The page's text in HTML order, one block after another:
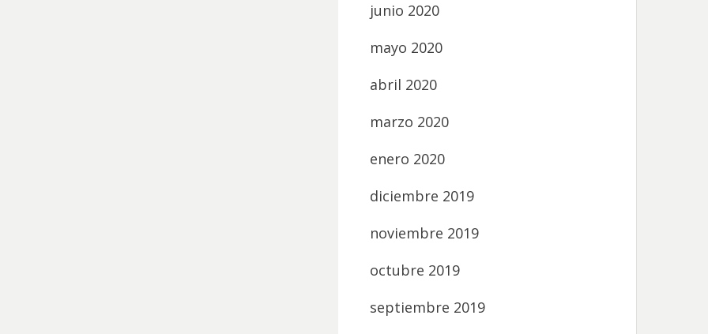
junio 2020
mayo 2020
abril 2020
marzo 2020
enero 2020
diciembre 2019
noviembre 2019
octubre 2019
septiembre 2019